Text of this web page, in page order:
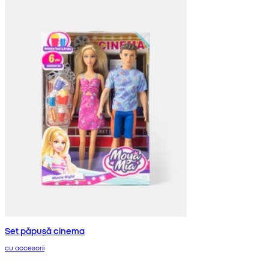
Set păpușă cinema
cu accesorii